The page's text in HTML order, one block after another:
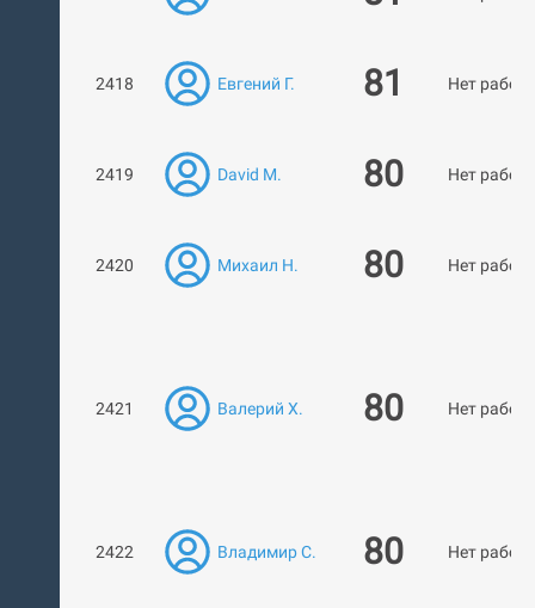
2418 Евгений Г. 81 Нет работ
2419 David M. 80 Нет работ
2420 Михаил Н. 80 Нет работ
2421 Валерий Х. 80 Нет работ
2422 Владимир С. 80 Нет работ